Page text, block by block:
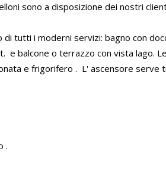
sono a disposizione dei nostri
di tutti i moderni servizi: bagno con
e balcone o terrazzo con vista lago.
e frigorifero . L' ascensore serve
.